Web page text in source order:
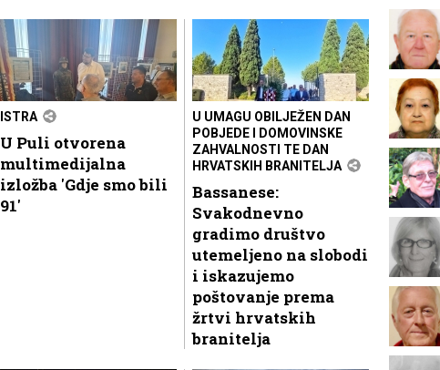
ISTRA
U Puli otvorena
multimedijalna
izložba 'Gdje smo bili
91'
U UMAGU OBILJEŽEN DAN
POBJEDE I DOMOVINSKE
ZAHVALNOSTI TE DAN
HRVATSKIH BRANITELJA
Bassanese:
Svakodnevno
gradimo društvo
utemeljeno na slobodi
i iskazujemo
poštovanje prema
žrtvi hrvatskih
branitelja